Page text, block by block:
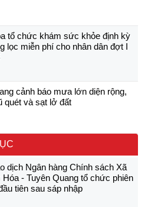
tổ chức khám sức khỏe định kỳ
lọc miễn phí cho nhân dân đợt I
cảnh báo mưa lớn diện rộng,
quét và sạt lở đất
dịch Ngân hàng Chính sách Xã
Hóa - Tuyên Quang tổ chức phiên
tiên sau sáp nhập